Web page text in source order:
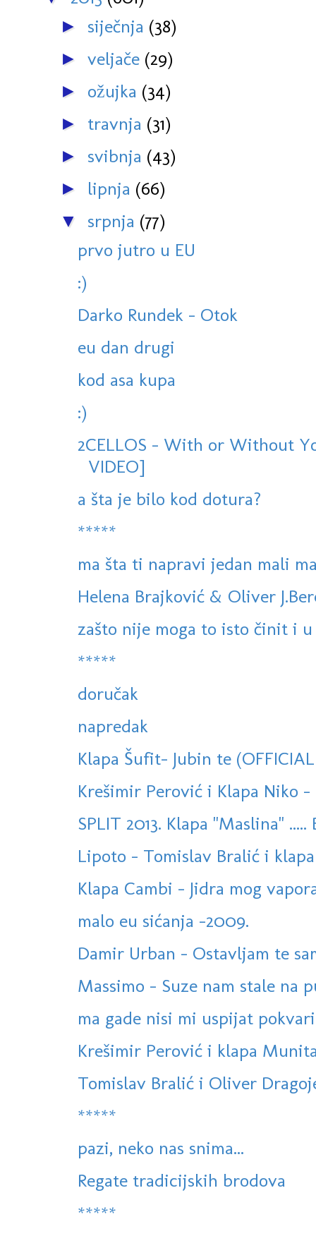
► siječnja (38)
► veljače (29)
► ožujka (34)
► travnja (31)
► svibnja (43)
► lipnja (66)
▼ srpnja (77)
prvo jutro u EU
:)
Darko Rundek - Otok
eu dan drugi
kod asa kupa
:)
2CELLOS - With or Without
VIDEO]
a šta je bilo kod dotura?
*****
ma šta ti napravi jedan mali
Helena Brajković & Oliver
zašto nije moga to isto činit i
*****
doručak
napredak
Klapa Šufit- Jubin te
Krešimir Perović i Klapa Niko
SPLIT 2013. Klapa "Maslina" .....
Lipoto - Tomislav Bralić i
Klapa Cambi - Jidra mog
malo eu sićanja -2009.
Damir Urban - Ostavljam te
Massimo - Suze nam stale na
ma gade nisi mi uspijat
Krešimir Perović i klapa
Tomislav Bralić i Oliver
*****
pazi, neko nas snima...
Regate tradicijskih brodova
*****